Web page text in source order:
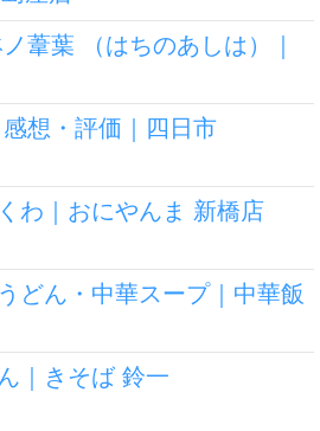
葦葉 （はちのあしは）｜
想・評価｜四日市
わ｜おにやんま 新橋店
どん・中華スープ｜中華飯
｜きそば 鈴一